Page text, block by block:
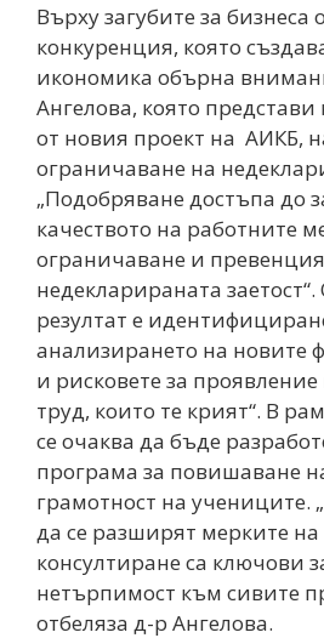
Върху загубите за бизнеса
конкуренция, която
икономика обърна
Ангелова, която представи
от новия проект на АИКБ,
ограничаване на
„Подобряване достъпа до
качеството на работните
ограничаване и
недекларираната
резултат е
анализирането на новите
и рисковете за
труд, които те крият“. В
се очаква да бъде
програма за повишаване
грамотност на учениците.
да се разширят мерките
консултиране са ключови
нетърпимост към сивите
отбеляза д-р Ангелова.